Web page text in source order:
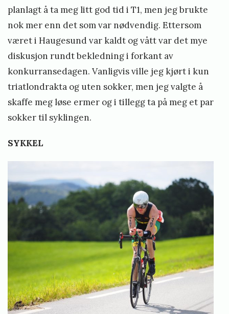
planlagt å ta meg litt god tid i T1, men jeg brukte
nok mer enn det som var nødvendig. Ettersom
været i Haugesund var kaldt og vått var det mye
diskusjon rundt bekledning i forkant av
konkurransedagen. Vanligvis ville jeg kjørt i kun
triatlondrakta og uten sokker, men jeg valgte å
skaffe meg løse ermer og i tillegg ta på meg et par
sokker til syklingen.
SYKKEL